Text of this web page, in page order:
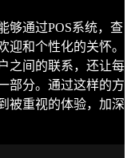
够通过POS系统，查
迎和个性化的关怀。
之间的联系，还让每
部分。通过这样的方
被重视的体验，加深